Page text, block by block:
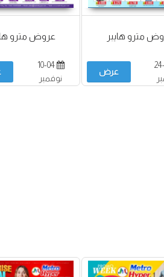
مترو هايبر
عرض
عروض مترو
10-04
نوفمبر